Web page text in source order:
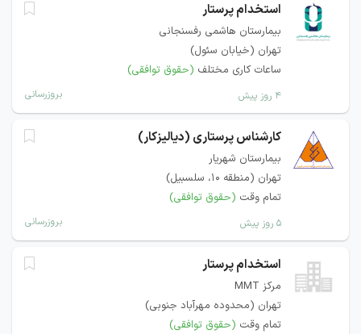
استخدام پرستار
بیمارستان هاشمی رفسنجانی
تهران (خیابان سئول)
ساعات کاری مختلف (حقوق توافقی)
۴ روز پیش بروزرسانی
کارشناس پرستاری (دیالیزکار)
بیمارستان شهریار
تهران (منطقه ۱۰، سلسبیل)
تمام وقت (حقوق توافقی)
۵ روز پیش بروزرسانی
استخدام پرستار
مرکز MMT
تهران (محدوده مهرآباد جنوبی)
تمام وقت (حقوق توافقی)